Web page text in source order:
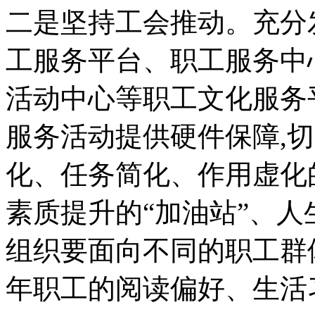
二是坚持工会推动。充
工服务平台、职工服务
活动中心等职工文化服
服务活动提供硬件保障,
化、任务简化、作用虚
素质提升的“加油站”、
组织要面向不同的职工
年职工的阅读偏好、生